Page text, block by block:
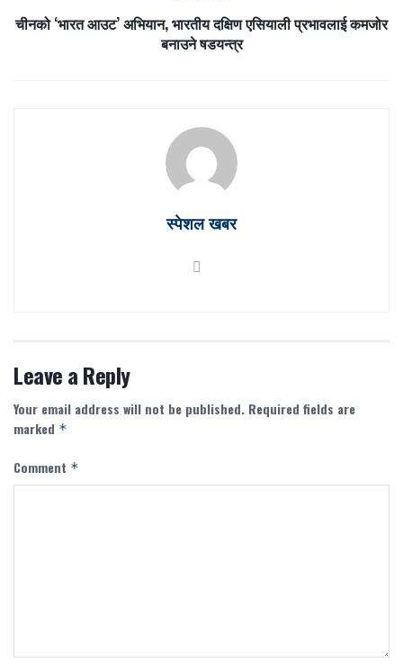
चीनको ‘भारत आउट’ अभियान, भारतीय दक्षिण एसियाली प्रभावलाई कमजोर
बनाउने षडयन्त्र
स्पेशल खबर
Leave a Reply
Your email address will not be published. Required fields are
marked *
Comment *